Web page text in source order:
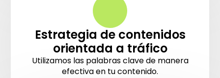
Estrategia de contenidos
orientada a tráfico
Utilizamos las palabras clave de manera
efectiva en tu contenido.